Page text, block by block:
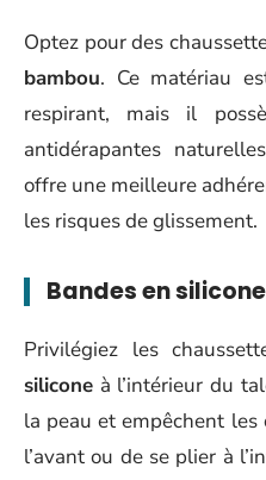
Optez pour des
bambou. Ce matériau
respirant, mais il
antidérapantes
offre une meilleure
les risques de glissement.
Bandes en silicone
Privilégiez les
silicone à l’intérieur du
la peau et empêchent les
l’avant ou de se plier à